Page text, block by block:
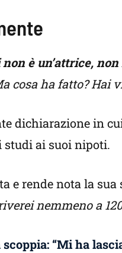
non è un’attrice,
cosa ha fatto? Hai
dichiarazione in
studi ai suoi nipoti.
e rende nota la
nemmeno a
“Mi ha